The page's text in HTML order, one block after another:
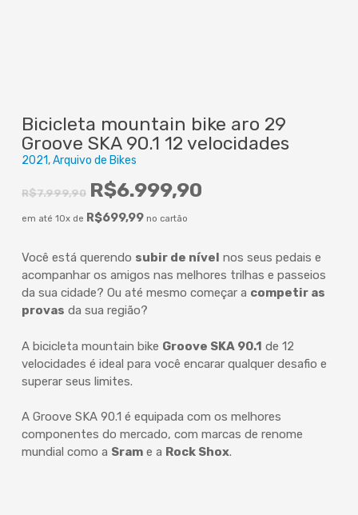
Bicicleta mountain bike aro 29
Groove SKA 90.1 12 velocidades
em até 10x de R$699,99 no cartão
R$7.999,90 O
original
R$7.999,90.
R$6.999,90O
R$6.999,90.
Você está querendo subir de nível nos seus pedais e
acompanhar os amigos nas melhores trilhas e passeios
da sua cidade? Ou até mesmo começar a competir as
provas da sua região?
A bicicleta mountain bike Groove SKA 90.1 de 12
velocidades é ideal para você encarar qualquer desafio e
superar seus limites.
A Groove SKA 90.1 é equipada com os melhores
componentes do mercado, com marcas de renome
mundial como a Srame a Rock Shox.
2021 Arquivo de Bikes